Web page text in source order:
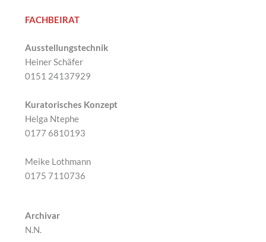
FACHBEIRAT
Ausstellungstechnik
Heiner Schäfer
0151 24137929
Kuratorisches Konzept
Helga Ntephe
0177 6810193
Meike Lothmann
0175 7110736
Archivar
N.N.